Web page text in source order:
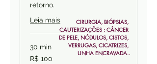
retorno.
Leia mais
30 min
100
Reais
R$ 100
CIRURGIA, BIÓPSIAS,
CAUTERIZAÇÕES : CÂNCER
DE PELE, NÓDULOS, CISTOS,
VERRUGAS, CICATRIZES,
UNHA ENCRAVADA..